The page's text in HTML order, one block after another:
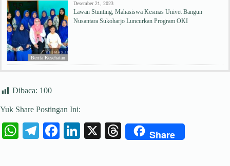
Berita Kesehatan
Desember 21, 2023
Lawan Stunting, Mahasiswa Kesmas Univet Bangun
Nusantara Sukoharjo Luncurkan Program OKI
Dibaca: 100
Yuk Share Postingan Ini:
W Te Fa Li X
T
Share